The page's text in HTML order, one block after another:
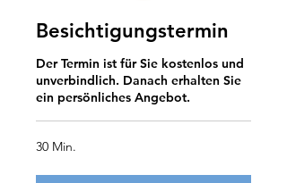
Besichtigungstermin
Der Termin ist für Sie kostenlos und
unverbindlich. Danach erhalten Sie
ein persönliches Angebot.
30 Min.